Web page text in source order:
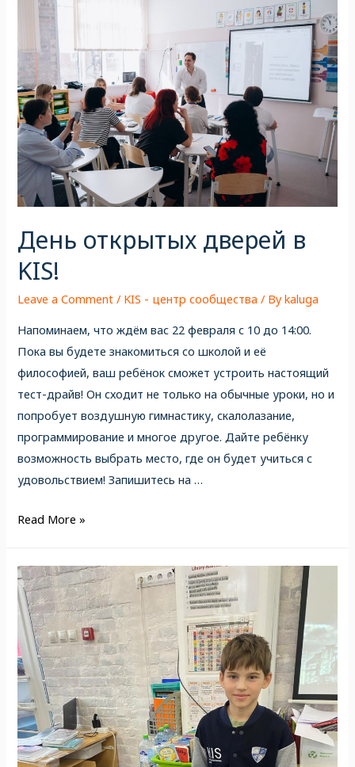
День открытых дверей в
KIS!
Leave a Comment / KIS - центр сообщества / Bykaluga
Напоминаем, что ждём вас 22 февраля с 10 до 14:00.
Пока вы будете знакомиться со школой и её
философией, ваш ребёнок сможет устроить настоящий
тест-драйв! Он сходит не только на обычные уроки, но и
попробует воздушную гимнастику, скалолазание,
программирование и многое другое. Дайте ребёнку
возможность выбрать место, где он будет учиться с
удовольствием! Запишитесь на …
Read More »